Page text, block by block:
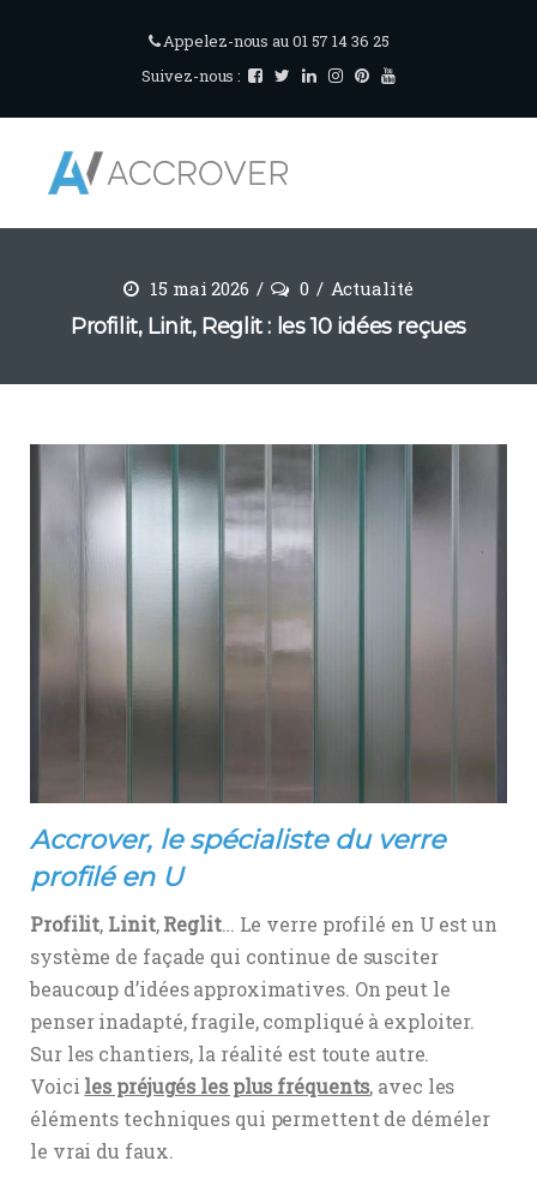
Appelez-nous au 01 57 14 36 25
Suivez-nous :
15 mai 2026 0 Actualité
Profilit, Linit, Reglit : les 10 idées reçues
Accrover, le spécialiste du verre
profilé en U
Profilit, Linit,Reglit… Le verre profilé en U est un
système de façade qui continue de susciter
beaucoup d’idées approximatives. On peut le
penser inadapté, fragile, compliqué à exploiter.
Sur les chantiers, la réalité est toute autre.
Voici les préjugés les plus fréquents, avec les
éléments techniques qui permettent de déméler
le vrai du faux.